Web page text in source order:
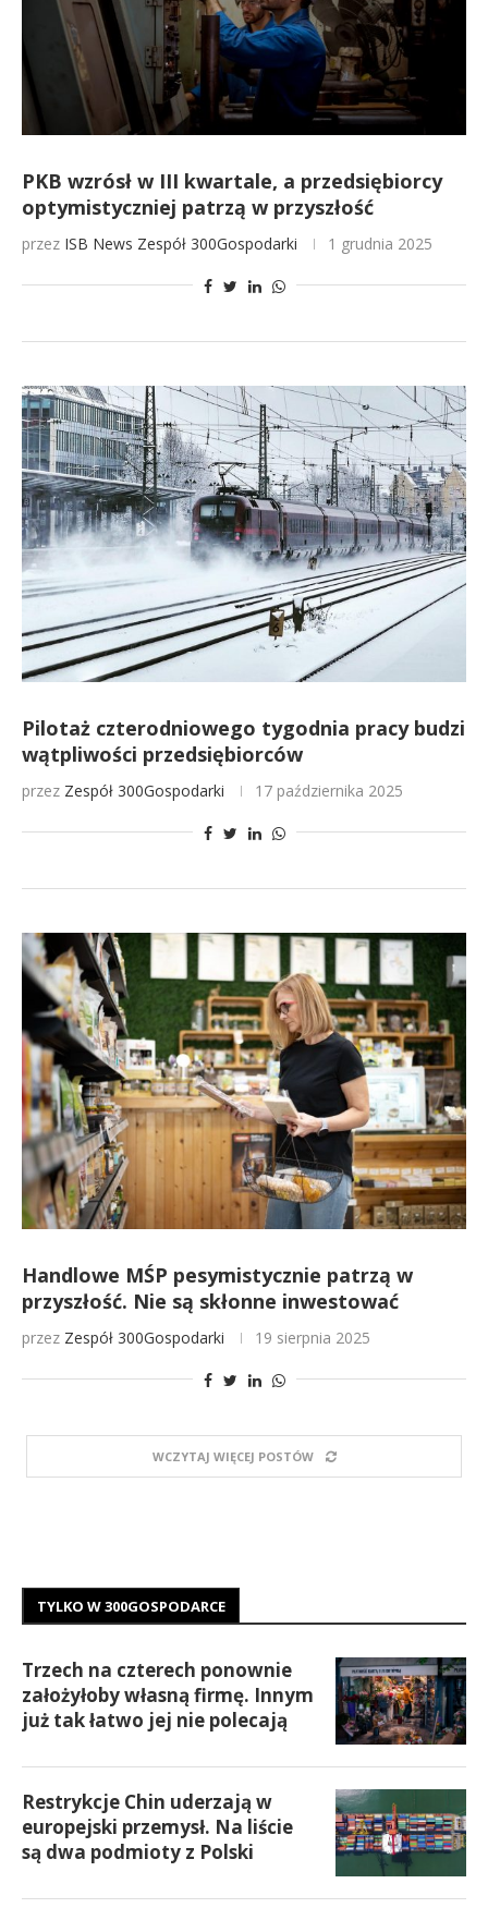
PKB wzrósł w III kwartale, a przedsiębiorcy
optymistyczniej patrzą w przyszłość
przez ISB News Zespół 300Gospodarki 1 grudnia 2025
Pilotaż czterodniowego tygodnia pracy budzi
wątpliwości przedsiębiorców
przez Zespół 300Gospodarki 17 października 2025
Handlowe MŚP pesymistycznie patrzą w
przyszłość. Nie są skłonne inwestować
przez Zespół 300Gospodarki 19 sierpnia 2025
WCZYTAJ WIĘCEJ POSTÓW
TYLKO W 300GOSPODARCE
Trzech na czterech ponownie
założyłoby własną firmę. Innym
już tak łatwo jej nie polecają
Restrykcje Chin uderzają w
europejski przemysł. Na liście
są dwa podmioty z Polski